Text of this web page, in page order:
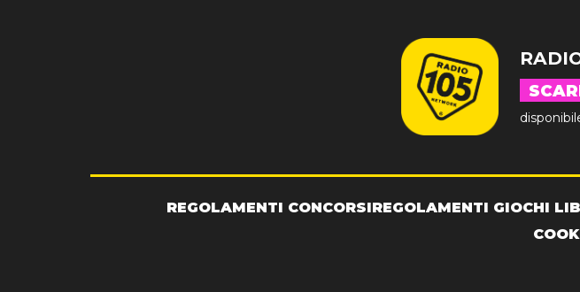
REGOLAMENTI CONCORSIREGOLAMENTI GIOCHI